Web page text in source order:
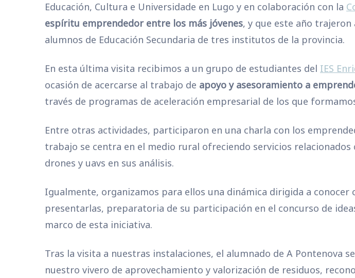
Educación, Cultura e Universidade en Lugo y en colaboración con la
espíritu emprendedor entre los más jóvenes, y que este año trajeron
alumnos de Educación Secundaria de tres institutos de la provincia.
En esta última visita recibimos a un grupo de estudiantes del IES
ocasión de acercarse al trabajo de apoyo y asesoramiento a
través de programas de aceleración empresarial de los que
Entre otras actividades, participaron en una charla con los
trabajo se centra en el medio rural ofreciendo servicios
drones y uavs en sus análisis.
Igualmente, organizamos para ellos una dinámica dirigida a
presentarlas, preparatoria de su participación en el concurso de
marco de esta iniciativa.
Tras la visita a nuestras instalaciones, el alumnado de A Pontenova
nuestro vivero de aprovechamiento y valorización de residuos,